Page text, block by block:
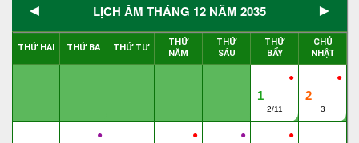
◄ LỊCH ÂM THÁNG 12 NĂM 2035 ►
THỨ HAI THỨ BA THỨ TƯ
THỨ
NĂM
THỨ
SÁU
THỨ
BẨY
CHỦ
NHẬT
●
1
2/11
●
2
3
● ● ● ●